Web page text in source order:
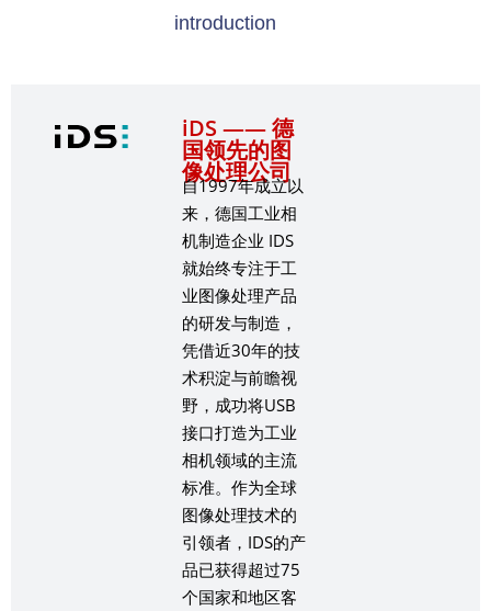
introduction
iDS —— 德
国领先的图
像处理公司
自1997年成立以
来，德国工业相
机制造企业 IDS
就始终专注于工
业图像处理产品
的研发与制造，
凭借近30年的技
术积淀与前瞻视
野，成功将USB
接口打造为工业
相机领域的主流
标准。作为全球
图像处理技术的
引领者，IDS的产
品已获得超过75
个国家和地区客